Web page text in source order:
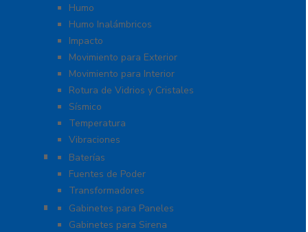
Humo
Humo Inalámbricos
Impacto
Movimiento para Exterior
Movimiento para Interior
Rotura de Vidrios y Cristales
Sísmico
Temperatura
Vibraciones
Energía
Baterías
Fuentes de Poder
Transformadores
Gabinetes y Carcasas
Gabinetes para Paneles
Gabinetes para Sirena